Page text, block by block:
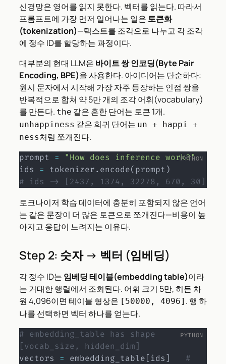
신경망은 영어를 읽지 못한다. 벡터를 읽는다. 따라서
프롬프트에 가장 먼저 일어나는 일은 토큰화
(tokenization)—텍스트를 조각으로 나누고 각 조각
에 정수 ID를 할당하는 과정이다.
대부분의 현대 LLM은 바이트 쌍 인코딩(Byte Pair
Encoding, BPE)을 사용한다. 아이디어는 단순하다:
원시 문자에서 시작해 가장 자주 등장하는 인접 쌍을
반복적으로 합쳐 약 5만 개의 조각 어휘(vocabulary)
를 만든다. the 같은 흔한 단어는 토큰 1개.
unhappiness 같은 희귀 단어는 un + happi +
ness처럼 쪼개진다.
prompt =
"How does inference work?"
ids = tokenizer. encode(prompt )
# ids -> [2437, 1374, 32278, 670, 30]
토크나이저 학습 데이터에 충분히 포함되지 않은 언어
는 같은 문장이 더 많은 토큰으로 쪼개진다—비용이 높
아지고 응답이 느려지는 이유다.
Step 2: 숫자 → 벡터 (임베딩)
각 정수 ID는 임베딩 테이블(embedding table)이라
는 거대한 행렬에서 조회된다. 어휘 크기 5만, 히든 차
원 4,096이면 테이블 형상은 [50000, 4096] . 행 하
나를 선택하면 벡터 하나를 얻는다.
# embedding_table has shape
[vocab_size, hidden_dim]
vectors = embedding_table[ ids]
#